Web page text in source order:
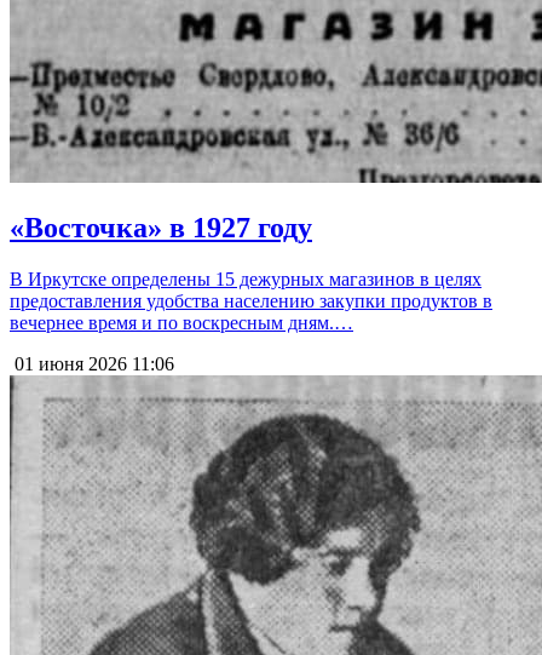
«Восточка» в 1927 году
В Иркутске определены 15 дежурных магазинов в целях
предоставления удобства населению закупки продуктов в
вечернее время и по воскресным дням.…
01 июня 2026 11:06